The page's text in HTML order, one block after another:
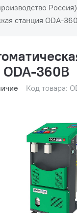
Россия)
станция ODA-
ODA-360B
Код товара: